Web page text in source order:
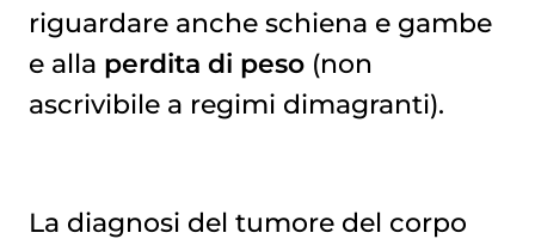
riguardare anche schiena e gambe
e alla perdita di peso(non
ascrivibile a regimi dimagranti).
La diagnosi del tumore del corpo